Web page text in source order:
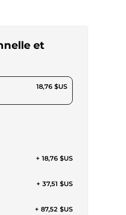
et
18,76 $US
+ 18,76 $US
+ 37,51 $US
+ 87,52 $US